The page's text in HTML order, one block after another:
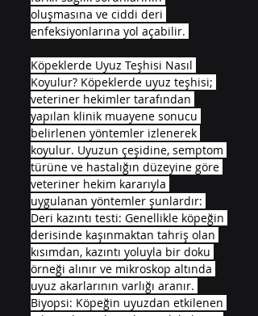
oluşmasına ve ciddi deri
enfeksiyonlarına yol açabilir.
Köpeklerde Uyuz Teşhisi Nasıl
Koyulur? Köpeklerde uyuz teşhisi;
veteriner hekimler tarafından
yapılan klinik muayene sonucu
belirlenen yöntemler izlenerek
koyulur. Uyuzun çeşidine, semptom
türüne ve hastalığın düzeyine göre
veteriner hekim kararıyla
uygulanan yöntemler şunlardır:
Deri kazıntı testi: Genellikle köpeğin
derisinde kaşınmaktan tahriş olan
kısımdan, kazıntı yoluyla bir doku
örneği alınır ve mikroskop altında
uyuz akarlarının varlığı aranır.
Biyopsi: Köpeğin uyuzdan etkilenen